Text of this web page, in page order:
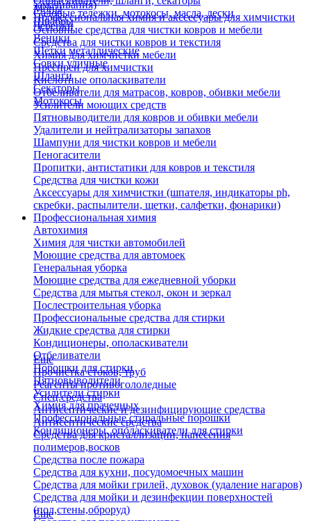
Мопы
Швабры
Садовые тележки, мотокосы, масла, лески
Черенки
Веники
Щетки металлические
Совки уличные
Шланги
Секаторы
Мотокосы
замачивания)
Профессиональная химия и акссесуары для химчистки
Основные средства для чистки ковров и мебели
Средства для чистки ковров и текстиля
Химия для химчистки мебели
Преспреи для химчистки
Кислотные ополаскиватели
Отбеливатели для матрасов, ковров, обивки мебели
Усилители моющих средств
Пятновыводители для ковров и обивки мебели
Удалители и нейтрализаторы запахов
Шампуни для чистки ковров и мебели
Пеногасители
Пропитки, антистатики для ковров и текстиля
Средства для чистки кожи
Аксессуары для химчистки (шпателя, индикаторы ph,
скребки, распылители, щетки, салфетки, фонарики)
Профессиональная химия
Автохимия
Химия для чистки автомобилей
Моющие средства для автомоек
Генеральная уборка
Моющие средства для ежедневной уборки
Средства для мытья стекол, окон и зеркал
Послестроительная уборка
Профессиональные средства для стирки
Жидкие средства для стирки
Кондиционеры, ополаскиватели
Отбеливатели
Порошки для стирки
Пятновыводители
Усилители стирки
Химия для прачечных
Профессиональные стиральные порошки
Кондиционеры, ополаскиватели для стирки
Еще
Прочистка стоков, труб
Реагенты противогололедные
Спец.средства
Антисептические и дезинфицирующие средства
Антисептические средства
Средства для кристаллизации, нанесения
полимеров,восков
Средства после пожара
Средства для кухни, посудомоечных машин
Средства для мойки грилей, духовок (удаление нагаров)
Средства для мойки и дезинфекции поверхностей
(пол,стены,оброруд)
Еще